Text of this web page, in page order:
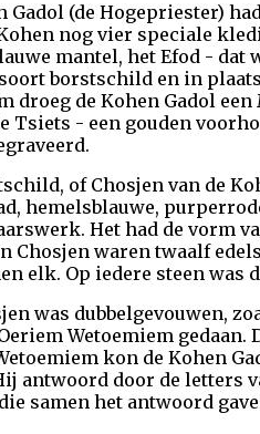
Gadol (de Hogepriester)
nog vier speciale
mantel, het Efod - dat
borstschild en in
droeg de Kohen Gadol
Tsiets - een gouden
of Chosjen van de
hemelsblauwe,
Het had de vorm
Chosjen waren twaalf
elk. Op iedere steen was
was dubbelgevouwen,
Wetoemiem
kon de Kohen
antwoord door de letters
samen het antwoord